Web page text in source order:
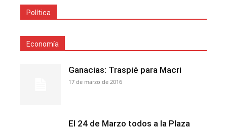
Política
Economía
Ganacias: Traspié para Macri
17 de marzo de 2016
El 24 de Marzo todos a la Plaza